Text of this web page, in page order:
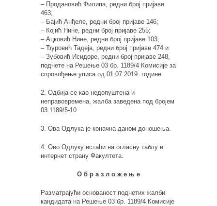
– Продановић Филипа, редни број пријаве
463;
– Бајић Анђеле, редни број пријаве 146;
– Којић Нине, редни број пријаве 255;
– Ацковић Нине, редни број пријаве 103;
– Ђуровић Тадеја, редни број пријаве 474 и
– Зубовић Исидоре, редни број пријаве 248,
поднете на Решење 03 бр. 1189/4 Комисије за
спровођење уписа од 01.07.2019. године.
2. Одбија се као недопуштена и
неправовремена, жалба заведена под бројем
03 1189/5-10
3. Ова Одлука је коначна даном доношења.
4. Ово Одлуку истаћи на огласну таблу и
интернет страну Факултета.
О б р а з л о ж е њ е
Разматрајући основаност поднетих жалби
кандидата на Решење 03 бр. 1189/4 Комисије